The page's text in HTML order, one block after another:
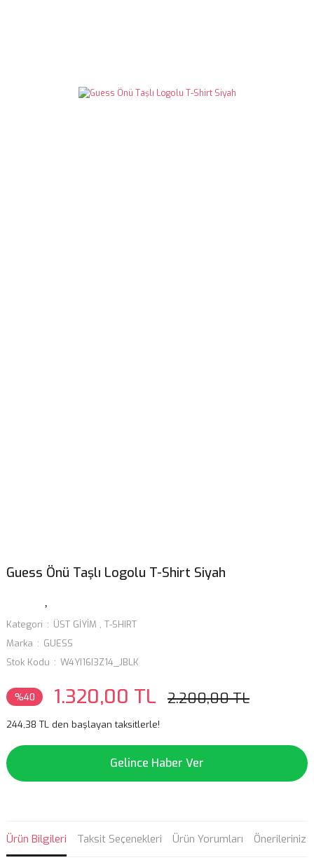
Guess Önü Taşlı Logolu T-Shirt Siyah
Kategori ÜST GİYİM , T-SHIRT
Marka
GUESS
Stok Kodu
W4YI16I3Z14_JBLK
%40 1.320,00 TL 2.200,00 TL
244,38 TL den başlayan taksitlerle!
Gelince Haber Ver
Ürün Bilgileri Taksit Seçenekleri Ürün Yorumları Önerileriniz